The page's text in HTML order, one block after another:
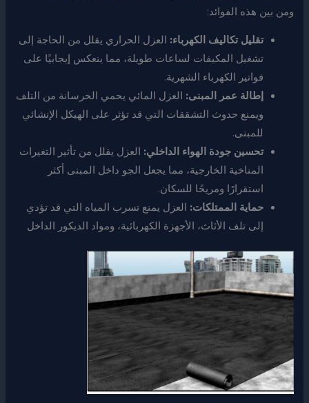
ومن بين هذه الفوائد:
تقليل تكاليف الكهرباء: العزل الحراري يقلل من الحاجة إلى
تشغيل المكيفات لساعات طويلة، مما ينعكس إيجابيًا على
فواتير الكهرباء الشهرية.
إطالة عمر المبنى: العزل المائي يحمي الخرسانة من التلف
ويمنع حدوث التشققات التي قد تؤثر على الهيكل الإنشائي
للمبنى.
تحسين جودة الهواء الداخلي: العزل يقلل من تأثير التغيرات
المناخية الخارجية، مما يجعل الجو داخل المبنى أكثر
استقرارًا ومريحًا للسكان.
حماية الممتلكات: العزل يمنع تسرب المياه التي قد تؤدي
إلى تلف الأثاث، الأجهزة الكهربائية، ومواد الديكور الداخل